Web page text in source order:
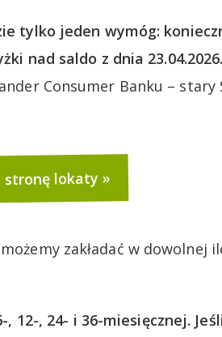
tylko jeden wymóg:
nad saldo z dnia 23.04.2026.
Consumer Banku – stary
stronę lokaty
zakładać w dowolnej
12-, 24- i 36-miesięcznej.